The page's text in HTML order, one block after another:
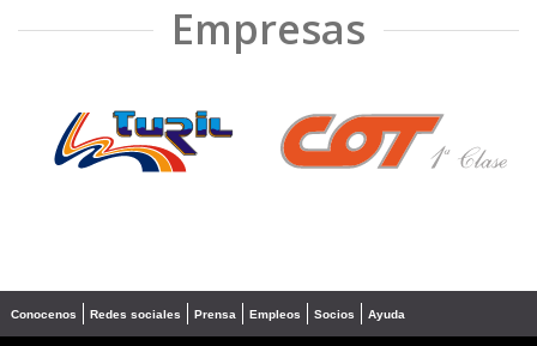
Empresas
❮ ❯
Conocenos Redes sociales Prensa Empleos Socios Ayuda